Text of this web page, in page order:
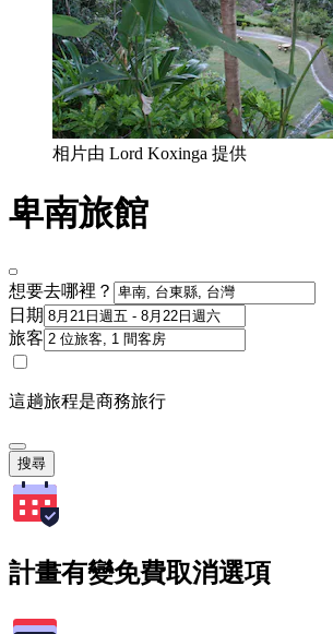
相片由 Lord Koxinga 提供
卑南旅館
想要去哪裡？
日期
旅客
這趟旅程是商務旅行
搜尋
計畫有變免費取消選項